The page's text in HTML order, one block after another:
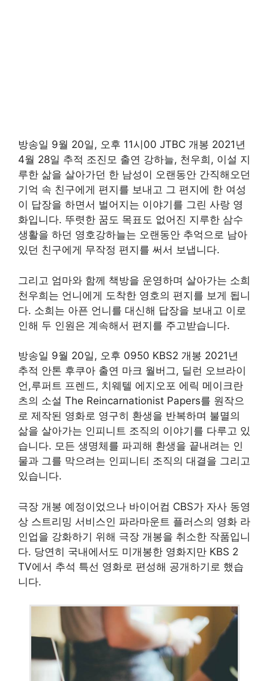
방송일 9월 20일, 오후 11시00 JTBC 개봉 2021년
4월 28일 추적 조진모 출연 강하늘, 천우희, 이설 지
루한 삶을 살아가던 한 남성이 오랜동안 간직해오던
기억 속 친구에게 편지를 보내고 그 편지에 한 여성
이 답장을 하면서 벌어지는 이야기를 그린 사랑 영
화입니다. 뚜렷한 꿈도 목표도 없어진 지루한 삼수
생활을 하던 영호강하늘는 오랜동안 추억으로 남아
있던 친구에게 무작정 편지를 써서 보냅니다.
그리고 엄마와 함께 책방을 운영하며 살아가는 소희
천우희는 언니에게 도착한 영호의 편지를 보게 됩니
다. 소희는 아픈 언니를 대신해 답장을 보내고 이로
인해 두 인원은 계속해서 편지를 주고받습니다.
방송일 9월 20일, 오후 0950 KBS2 개봉 2021년
추적 안톤 후쿠아 출연 마크 월버그, 딜런 오브라이
언,루퍼트 프렌드, 치웨텔 에지오포 에릭 메이크란
츠의 소설 The Reincarnationist Papers를 원작으
로 제작된 영화로 영구히 환생을 반복하며 불멸의
삶을 살아가는 인피니트 조직의 이야기를 다루고 있
습니다. 모든 생명체를 파괴해 환생을 끝내려는 인
물과 그를 막으려는 인피니티 조직의 대결을 그리고
있습니다.
극장 개봉 예정이었으나 바이어컴 CBS가 자사 동영
상 스트리밍 서비스인 파라마운트 플러스의 영화 라
인업을 강화하기 위해 극장 개봉을 취소한 작품입니
다. 당연히 국내에서도 미개봉한 영화지만 KBS 2
TV에서 추석 특선 영화로 편성해 공개하기로 했습
니다.